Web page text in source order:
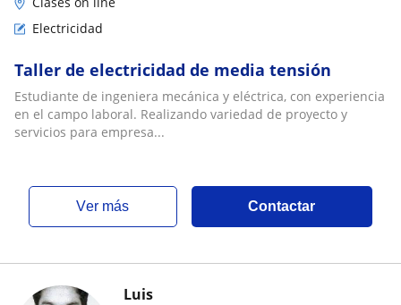
Electricidad
Taller de electricidad de media tensión
Estudiante de ingeniera mecánica y eléctrica, con experiencia
en el campo laboral. Realizando variedad de proyecto y
servicios para empresa...
ver más Contactar
Luis